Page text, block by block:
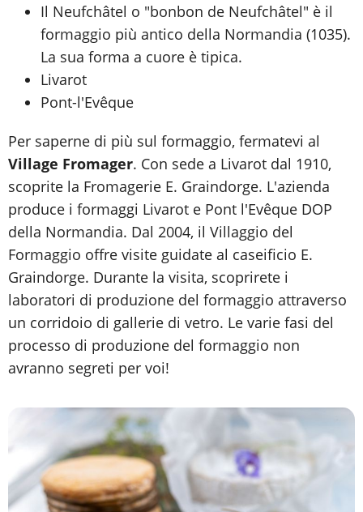
Il Neufchâtel o "bonbon de Neufchâtel" è il
formaggio più antico della Normandia (1035).
La sua forma a cuore è tipica.
Livarot
Pont-l'Evêque
Per saperne di più sul formaggio, fermatevi al
Village Fromager. Con sede a Livarot dal 1910,
scoprite la Fromagerie E. Graindorge. L'azienda
produce i formaggi Livarot e Pont l'Evêque DOP
della Normandia. Dal 2004, il Villaggio del
Formaggio offre visite guidate al caseificio E.
Graindorge. Durante la visita, scoprirete i
laboratori di produzione del formaggio attraverso
un corridoio di gallerie di vetro. Le varie fasi del
processo di produzione del formaggio non
avranno segreti per voi!